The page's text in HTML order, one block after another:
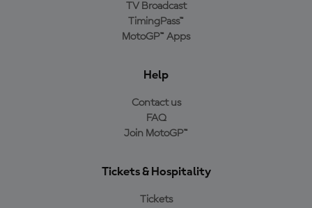
TV Broadcast
TimingPass™
MotoGP™ Apps
Help
Contact us
FAQ
Join MotoGP™
Tickets & Hospitality
Tickets